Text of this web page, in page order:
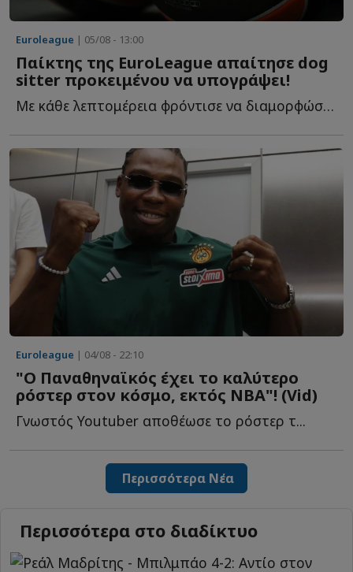
Euroleague | 05/08 - 13:00
Παίκτης της EuroLeague απαίτησε dog
sitter προκειμένου να υπογράψει!
Με κάθε λεπτομέρεια φρόντισε να διαμορφώσει τις συνθήκες τ...
Euroleague | 04/08 - 22:10
"Ο Παναθηναϊκός έχει το καλύτερο
ρόστερ στον κόσμο, εκτός ΝΒΑ"! (Vid)
Γνωστός Youtuber αποθέωσε το ρόστερ τ...
Περισσότερα Νέα
Περισσότερα στο διαδίκτυο